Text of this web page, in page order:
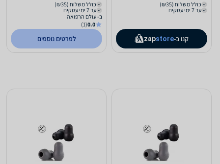
כולל משלוח (₪35)
עד 7 ימי עסקים
קנו ב- zapstore
כולל משלוח (₪35)
עד 7 ימי עסקים
ב- עולם הרפואה
0.0
(1)
לפרטים נוספים